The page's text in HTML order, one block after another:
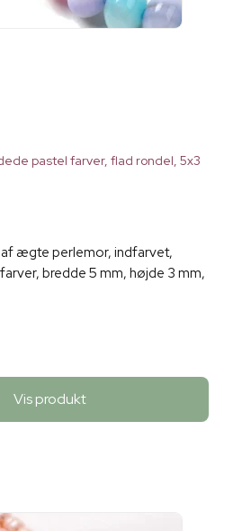
pastel farver, flad rondel, 5x3
ægte perlemor, indfarvet,
bredde 5 mm, højde 3 mm,
Vis produkt